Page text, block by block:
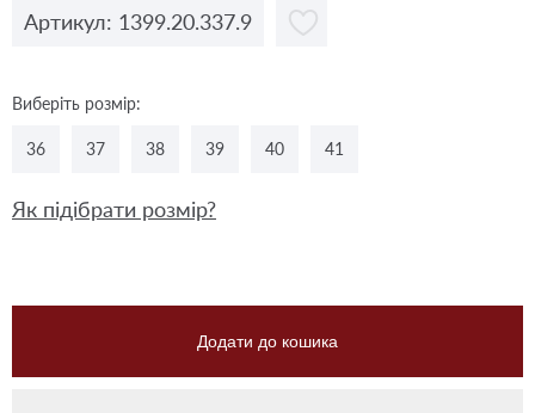
Артикул: 1399.20.337.9
Виберіть розмір:
36 37 38 39 40 41
Як підібрати розмір?
Додати до кошика